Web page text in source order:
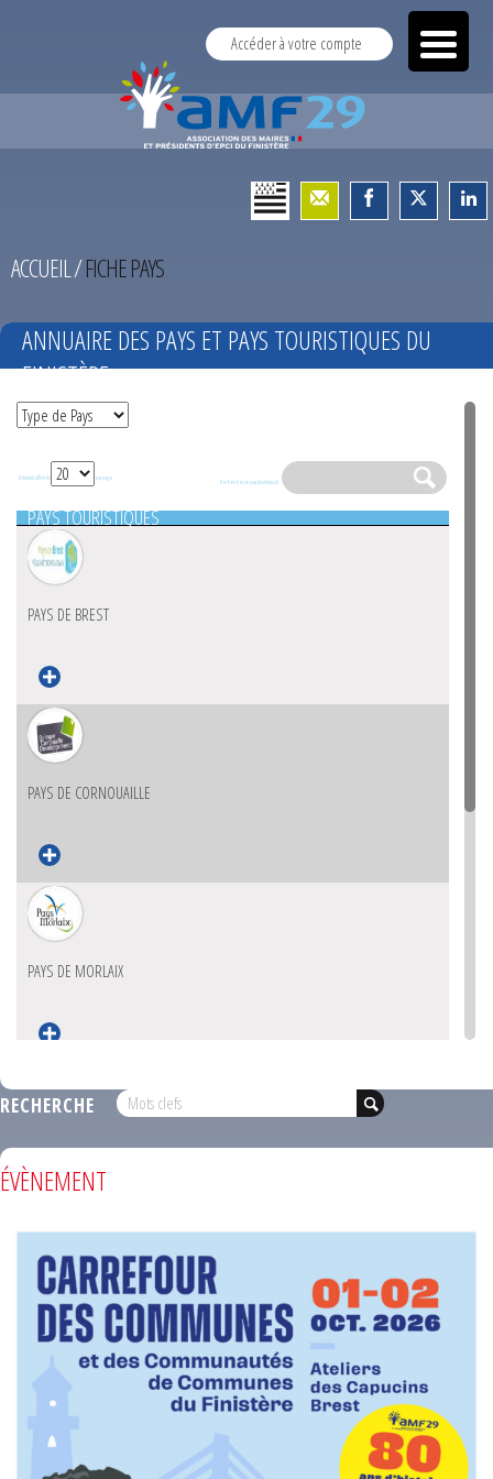
Accéder à votre compte
ACCUEIL/FICHE PAYS
ANNUAIRE DES PAYS ET PAYS TOURISTIQUES DU
FINISTÈRE
Résultats affichés par page
Rechercher un pays (touristique) :
PAYS TOURISTIQUES
PAYS DE BREST
PAYS DE CORNOUAILLE
PAYS DE MORLAIX
PAYS DU CENTRE-OUEST-BRETAGNE
Affichage de 1 A 4 résultats sur 4 trouvés
« Prem. page « 1 »
RECHERCHE
ÉVÈNEMENT